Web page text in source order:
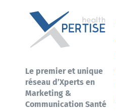
Le premier et unique
réseau d’Xperts en
Marketing &
Communication Santé